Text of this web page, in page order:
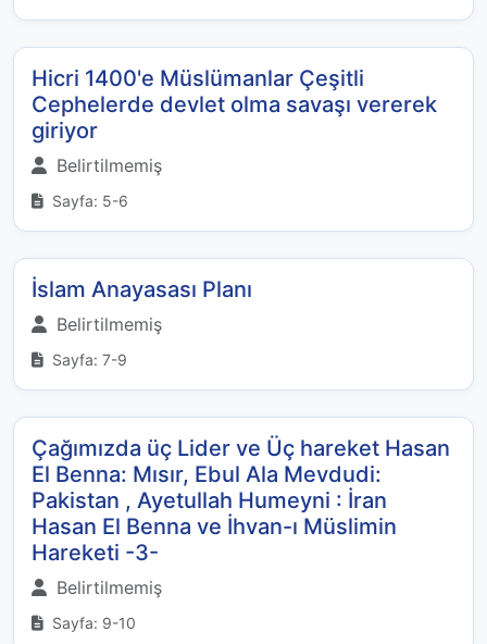
Hicri 1400'e Müslümanlar Çeşitli
Cephelerde devlet olma savaşı vererek
giriyor
Belirtilmemiş
Sayfa: 5-6
İslam Anayasası Planı
Belirtilmemiş
Sayfa: 7-9
Çağımızda üç Lider ve Üç hareket Hasan
El Benna: Mısır, Ebul Ala Mevdudi:
Pakistan , Ayetullah Humeyni : İran
Hasan El Benna ve İhvan-ı Müslimin
Hareketi -3-
Belirtilmemiş
Sayfa: 9-10